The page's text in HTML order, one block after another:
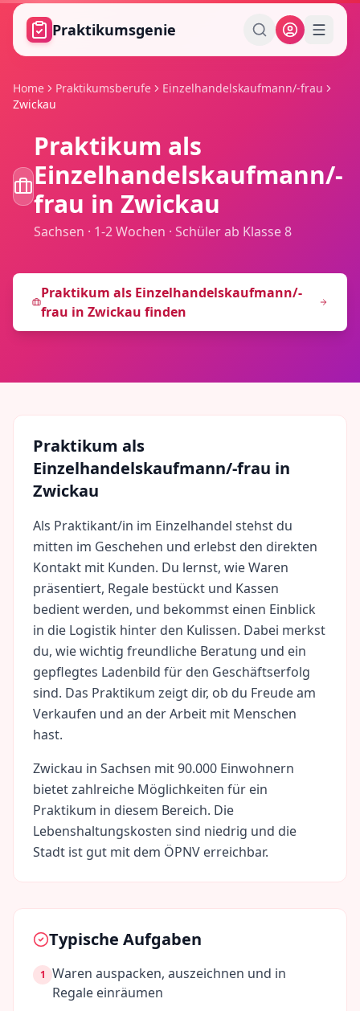
Zum Hauptinhalt springen
Praktikumsgenie
Home Praktikumsberufe
Einzelhandelskaufmann/-frau
Zwickau
Praktikum als
Einzelhandelskaufmann/-
frau in Zwickau
Sachsen · 1-2 Wochen · Schüler ab Klasse 8
Praktikum als Einzelhandelskaufmann/-
frau in Zwickau finden
Praktikum als
Einzelhandelskaufmann/-frau in
Zwickau
Als Praktikant/in im Einzelhandel stehst du
mitten im Geschehen und erlebst den direkten
Kontakt mit Kunden. Du lernst, wie Waren
präsentiert, Regale bestückt und Kassen
bedient werden, und bekommst einen Einblick
in die Logistik hinter den Kulissen. Dabei merkst
du, wie wichtig freundliche Beratung und ein
gepflegtes Ladenbild für den Geschäftserfolg
sind. Das Praktikum zeigt dir, ob du Freude am
Verkaufen und an der Arbeit mit Menschen
hast.
Zwickau in Sachsen mit90.000 Einwohnern
bietet zahlreiche Möglichkeiten für ein
Praktikum in diesem Bereich. Die
Lebenshaltungskosten sind niedrig und die
Stadt ist gut mit dem ÖPNV erreichbar.
Typische Aufgaben
1 Waren auspacken, auszeichnen und in
Regale einräumen